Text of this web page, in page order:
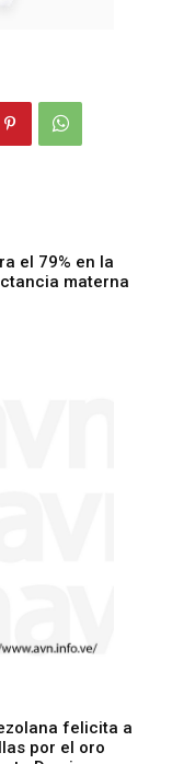
el 79% en la
materna
felicita a
por el oro